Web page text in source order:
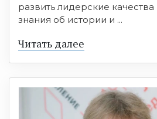
развить лидерские
знания об истории и ...
Читать далее